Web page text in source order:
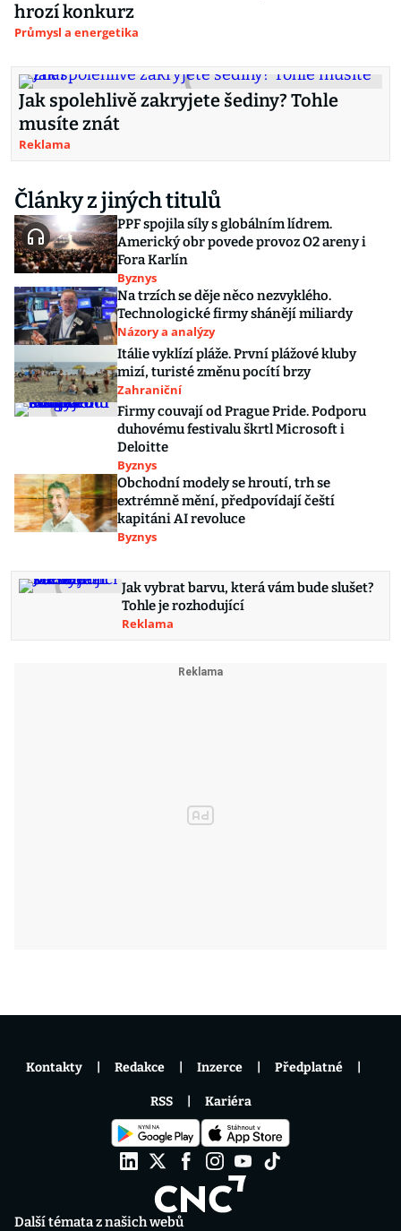
hrozí konkurz
Průmysl a energetika
Jak spolehlivě zakryjete šediny? Tohle
musíte znát
Reklama
Články z jiných titulů
PPF spojila síly s globálním lídrem.
Americký obr povede provoz O2 areny i
Fora Karlín
Byznys
Na trzích se děje něco nezvyklého.
Technologické firmy shánějí miliardy
Názory a analýzy
Itálie vyklízí pláže. První plážové kluby
mizí, turisté změnu pocítí brzy
Zahraniční
Firmy couvají od Prague Pride. Podporu
duhovému festivalu škrtl Microsoft i
Deloitte
Byznys
Obchodní modely se hroutí, trh se
extrémně mění, předpovídají čeští
kapitáni AI revoluce
Byznys
Jak vybrat barvu, která vám bude slušet?
Tohle je rozhodující
Reklama
Další témata z našich webů
Kontakty Redakce Inzerce Předplatné
RSS Kariéra